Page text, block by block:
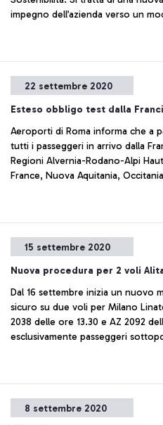
impegno dell’azienda verso un
Sostenibilità in tutte le attività
ambientale, alla formazione delle
per lo sviluppo locale.
22 settembre 2020
Esteso obbligo test dalla
Aeroporti di Roma informa che a
tutti i passeggeri in arrivo dalla
Regioni Alvernia-Rodano-Alpi
France, Nuova Aquitania,
o antigenico esattamente come
mese per chi
15 settembre 2020
Nuova procedura per 2 voli
Dal 16 settembre inizia un nuovo
sicuro su due voli per Milano
2038 delle ore 13.30 e AZ 2092
esclusivamente passeggeri
antigenico rapido o test
8 settembre 2020